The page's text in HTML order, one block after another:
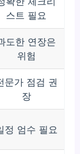
스트 필요
도한 연장은
위험
문가 점검 권
장
정 엄수 필요